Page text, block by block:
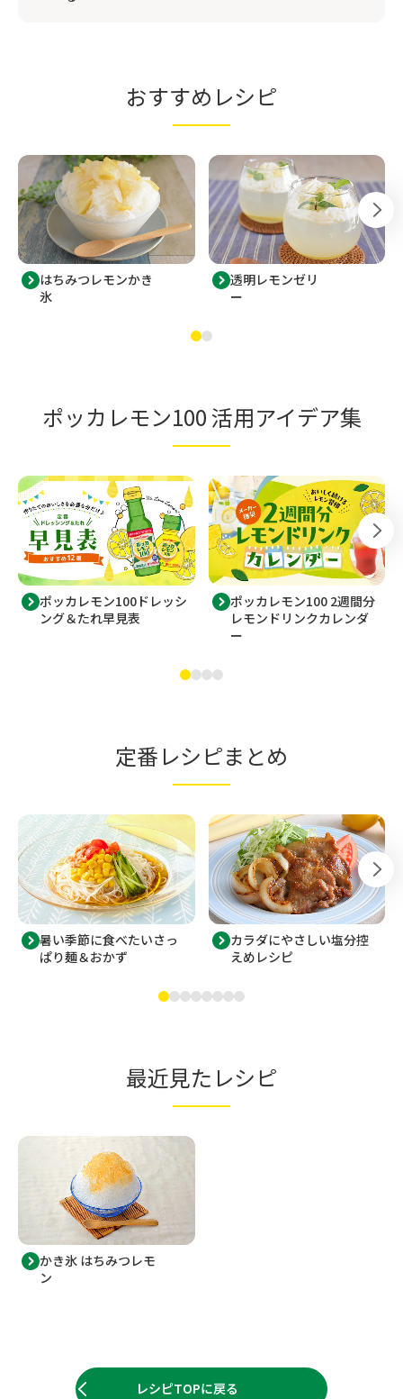
おすすめレシピ
はちみつレモンかき
氷
透明レモンゼリ
ー
ポッカレモン100 活用アイデア集
ポッカレモン100ドレッシ
ング＆たれ早見表
ポッカレモン100 2週間分
レモンドリンクカレンダ
ー
定番レシピまとめ
暑い季節に食べたいさっ
ぱり麺＆おかず
カラダにやさしい塩分控
えめレシピ
最近見たレシピ
かき氷 はちみつレモ
ン
レシピTOPに戻る